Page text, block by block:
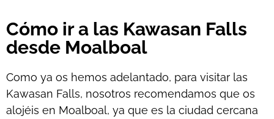
Cómo ir a las Kawasan Falls
desde Moalboal
Como ya os hemos adelantado, para visitar las
Kawasan Falls, nosotros recomendamos que os
alojéis en Moalboal, ya que es la ciudad cercana